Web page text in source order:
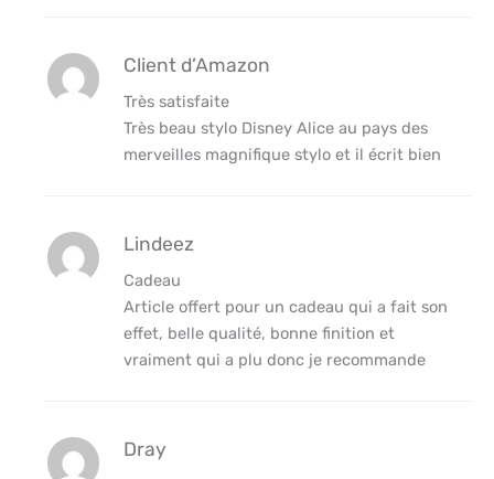
Client d’Amazon
Très satisfaite
Très beau stylo Disney Alice au pays des
merveilles magnifique stylo et il écrit bien
Lindeez
Cadeau
Article offert pour un cadeau qui a fait son
effet, belle qualité, bonne finition et
vraiment qui a plu donc je recommande
Dray